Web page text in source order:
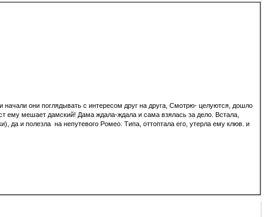
они поглядывать с интересом друг на друга, Смотрю- целуются, дошло
ему мешает дамский! Дама ждала-ждала и сама взялась за дело. Встала,
да и полезла на непутевого Ромео. Типа, оттоптала его, утерла ему клюв. и